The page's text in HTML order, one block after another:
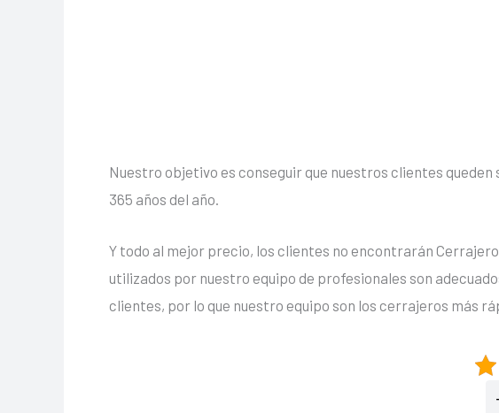
Nuestro objetivo es conseguir que nuestros clientes
365 años del año.
Y todo al mejor precio, los clientes no encontrarán
utilizados por nuestro equipo de profesionales son
clientes, por lo que nuestro equipo son los cerrajeros más